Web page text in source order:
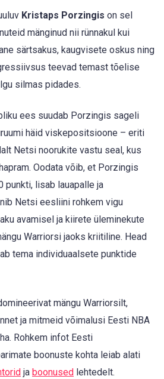
Kristaps Porzingis on sel
mänginud nii rünnakul kui
särtsakus, kaugvisete oskus ning
teevad temast tõelise
silmas pidades.
ees suudab Porzingis sageli
häid viskepositsioone – eriti
Netsi noorukite vastu seal, kus
Oodata võib, et Porzingis
punkti, lisab lauapalle ja
Netsi eesliini rohkem vigu
avamisel ja kiirete üleminekute
Warriorsi jaoks kriitiline. Head
tema individuaalsete punktide
mängu Warriorsilt,
ja mitmeid võimalusi Eesti NBA
Rohkem infot Eesti
boonuste kohta leiab alati
ja boonused lehtedelt.